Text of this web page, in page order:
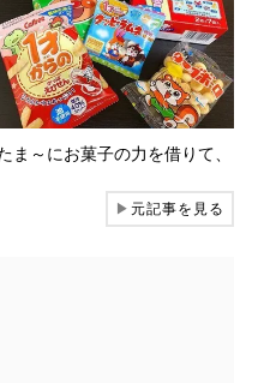
～にお菓子の力を借りて、
▶元記事を見る